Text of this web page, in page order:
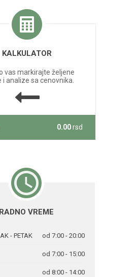
KALKULATOR
vas markirajte željene
i analize sa cenovnika.
0.00rsd
RADNO VREME
- PETAK od 7:00 - 20:00
od 7:00 - 15:00
od 8:00 - 14:00